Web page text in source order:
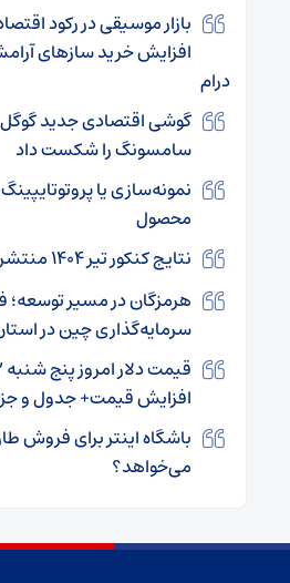
بازار موسیقی در رکود
افزایش خرید سازهای
درام
سامسونگ را شکست داد
نمونه‌سازی یا
محصول
نتایج کنکور تیر ۱۴۰۴ منتشر شد + لینک
هرمزگان در مسیر
سرمایه‌گذاری چین در
افزایش قیمت+ جدول و
باشگاه اینتر برای فروش
می‌خواهد؟